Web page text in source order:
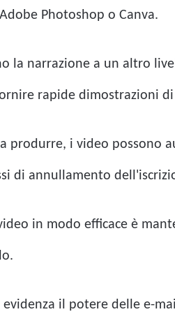
Photoshop o Canva.
la narrazione a un altro
rapide dimostrazioni
produrre, i video possono
di annullamento
in modo efficace è
il potere delle e-